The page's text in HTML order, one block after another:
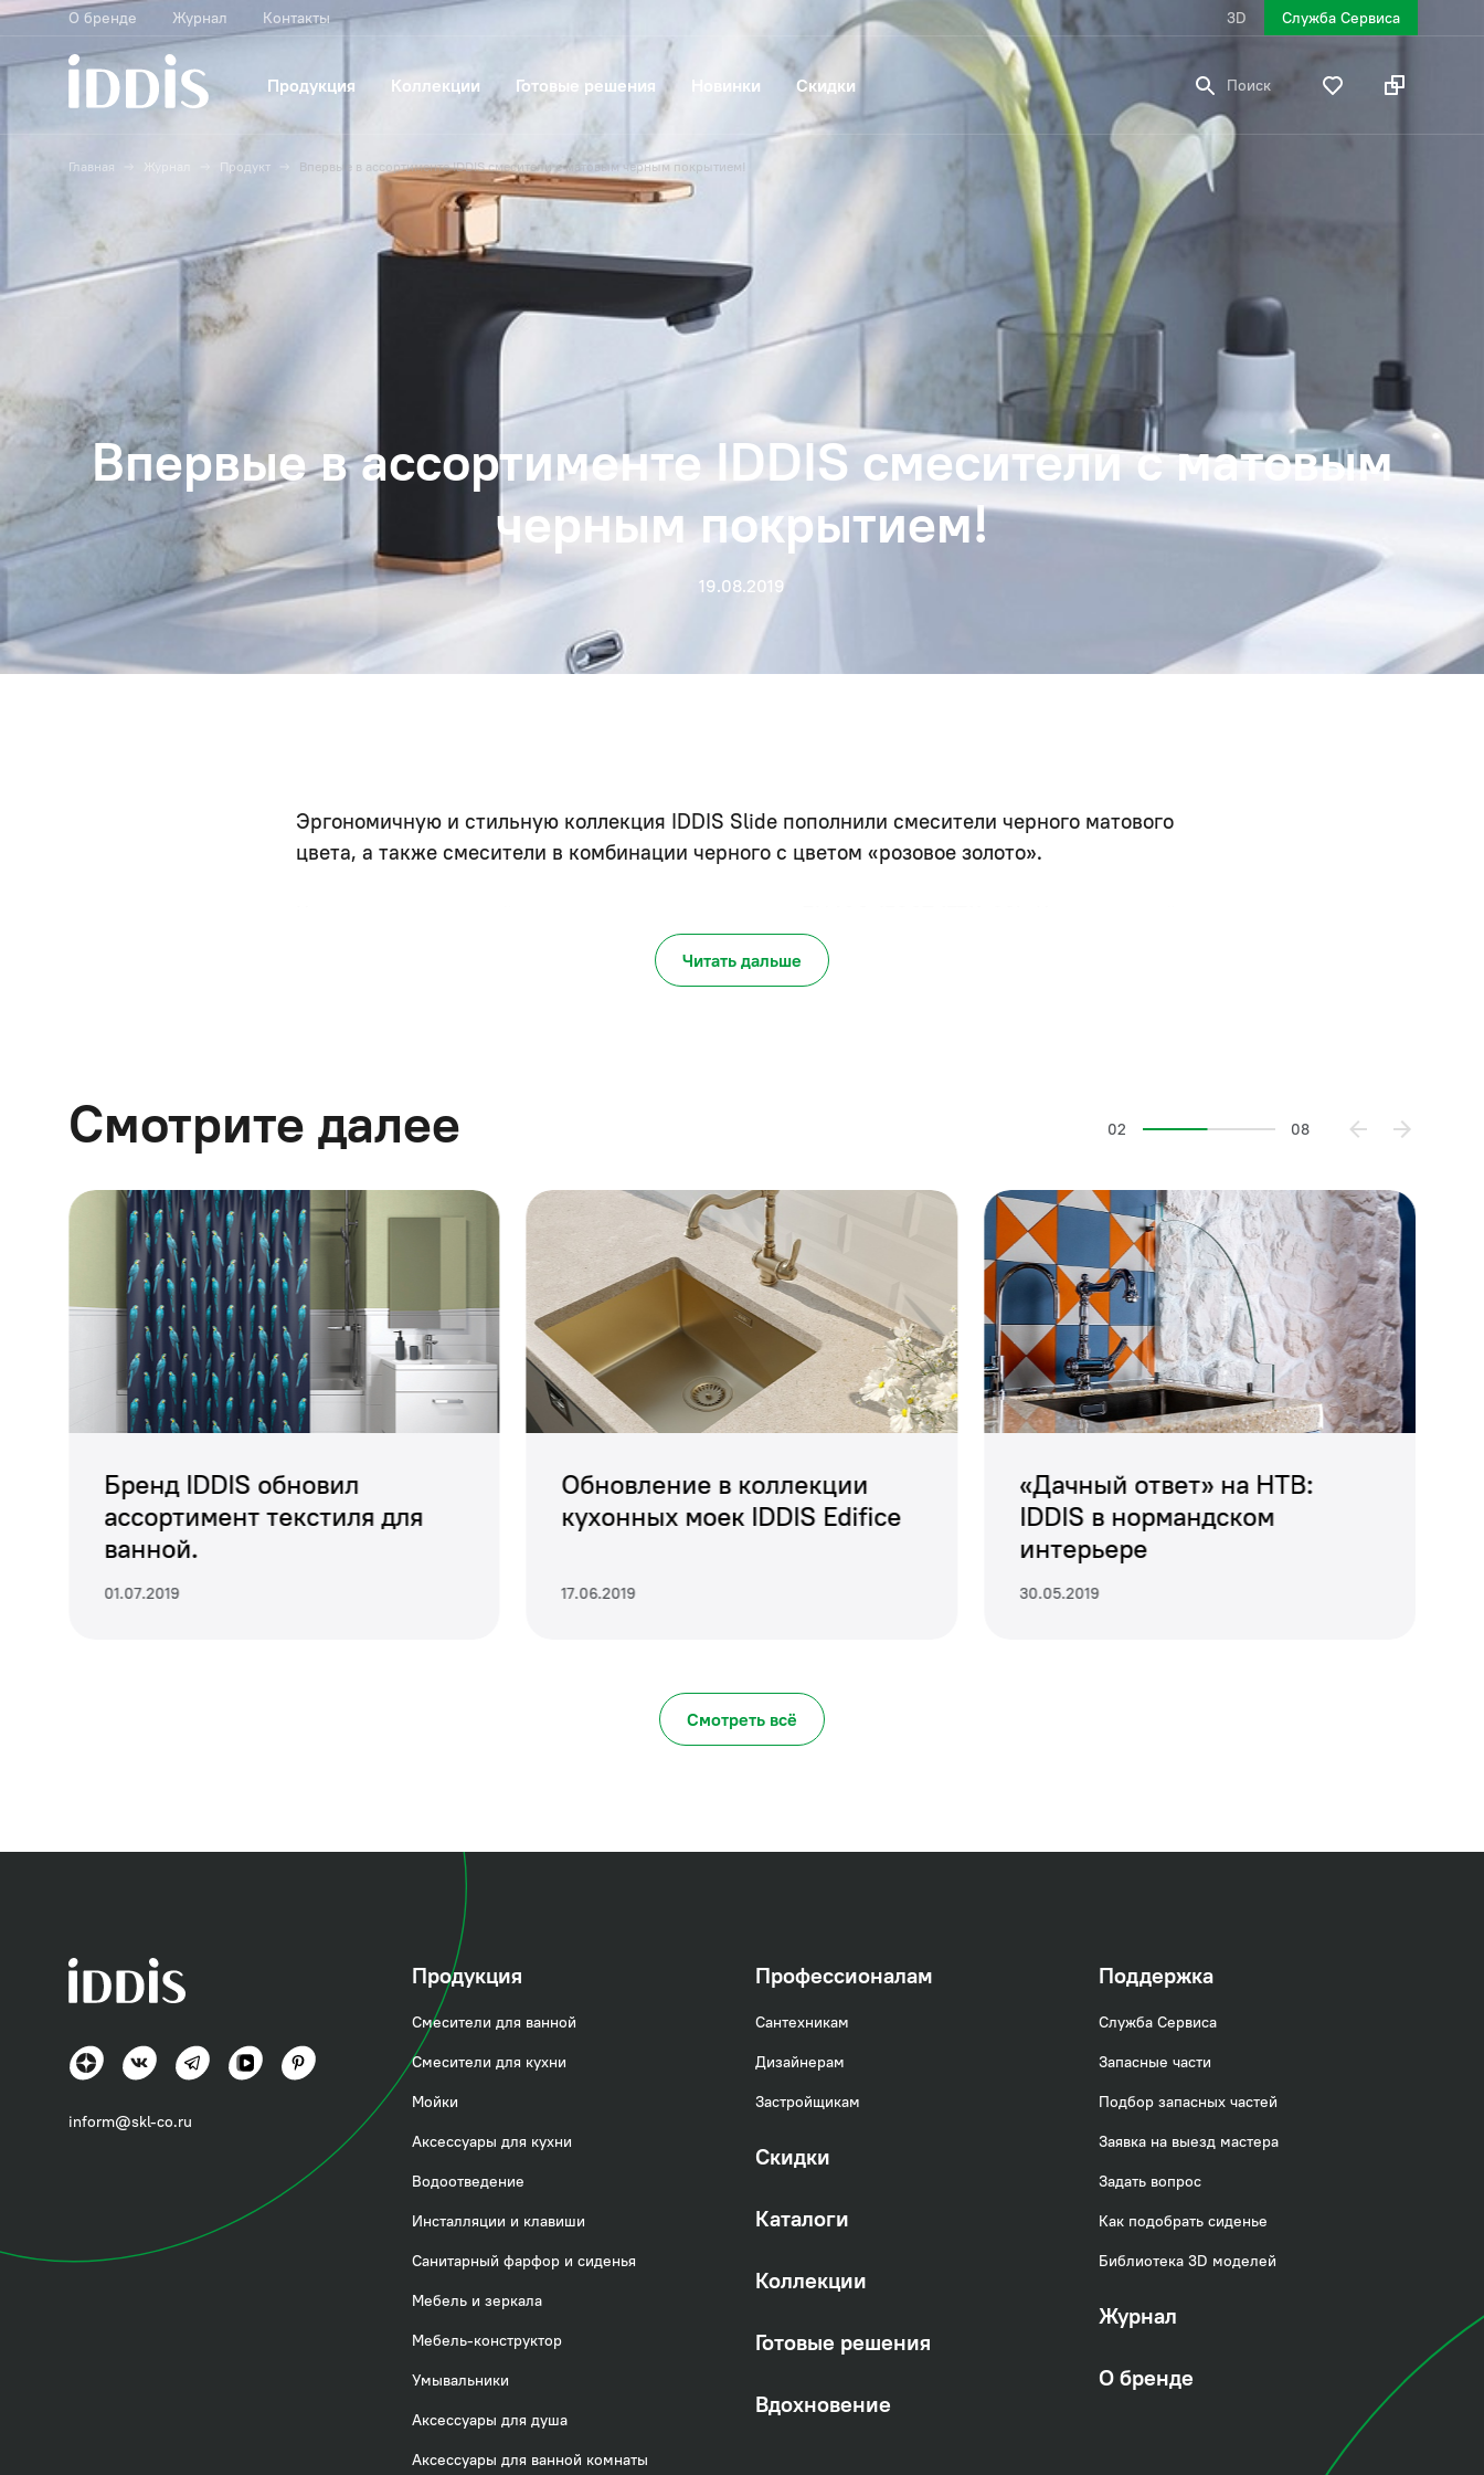
О бренде Журнал Контакты 3D Служба Сервиса
Продукция Коллекции Готовые решения Новинки Скидки Поиск
Главная Журнал Продукт Впервые в ассортименте IDDIS cмесители с матовым черным покрытием!
Впервые в ассортименте IDDIS cмесители с матовым
черным покрытием!
19.08.2019
Эргономичную и стильную коллекция IDDIS Slide пополнили смесители черного матового
цвета, а также смесители в комбинации черного с цветом «розовое золото».
картридж Softap позволяет точно отрегулировать температуру и напора воды и делает ход
ручки любого из смесителей особенно плавным.
Смесители для умывальника оснащены скрытым аэратором с функцией регулировки
наклона, что позволяет изменять направление потока воды одним движением пальца.
В смесителе для ванны излив выполняет функцию дивертора: излив складывается под
корпус, переключая поток воды на душ. Возможность прятать излив под корпус делает
смеситель универсальным как для ванны, так и для душевой кабины. Смеситель на три
отверстия на борт ванны также переключает потоки воды поворотом излива.
Читать дальше
Смотрите далее
Бренд IDDIS обновил
ассортимент текстиля для
ванной.
01.07.2019
Обновление в коллекции
кухонных моек IDDIS Edifice
17.06.2019
«Дачный ответ» на НТВ:
IDDIS в нормандском
интерьере
30.05.2019
02 08
Смотреть всё
inform@skl-co.ru
Продукция
Смесители для ванной
Смесители для кухни
Мойки
Аксессуары для кухни
Водоотведение
Инсталляции и клавиши
Санитарный фарфор и сиденья
Мебель и зеркала
Мебель-конструктор
Умывальники
Аксессуары для душа
Аксессуары для ванной комнаты
Профессионалам
Сантехникам
Дизайнерам
Застройщикам
Скидки
Каталоги
Коллекции
Готовые решения
Вдохновение
Поддержка
Служба Сервиса
Запасные части
Подбор запасных частей
Заявка на выезд мастера
Задать вопрос
Как подобрать сиденье
Библиотека 3D моделей
Журнал
О бренде